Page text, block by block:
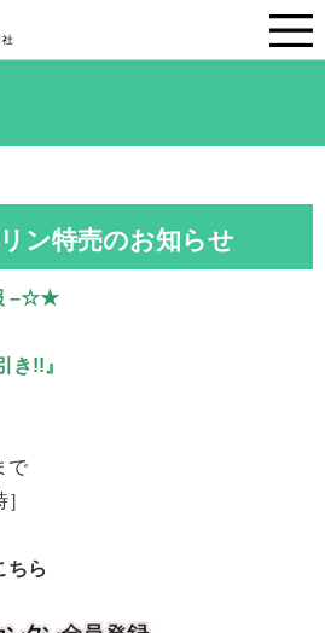
ン特売のお知らせ
–☆★
き!!』
で
ちら